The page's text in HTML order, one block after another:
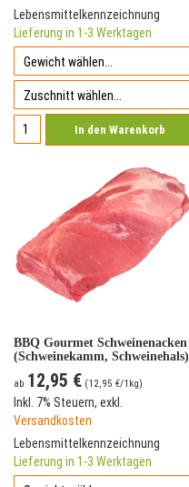
Lebensmittelkennzeichnung
Lieferung in 1-3 Werktagen
In den Warenkorb
BBQ Gourmet Schweinenacken
(Schweinekamm, Schweinehals)
vom Deutschen Landschwein
ab 12,95 € (12,95 €/1kg)
Inkl. 7% Steuern, exkl.
Versandkosten
Lebensmittelkennzeichnung
Lieferung in 1-3 Werktagen